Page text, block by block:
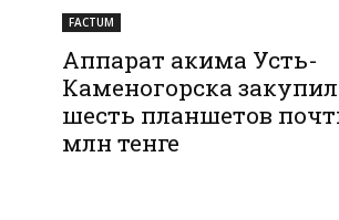
FACTUM
Аппарат акима Усть-
Каменогорска закупил
шесть планшетов
млн тенге